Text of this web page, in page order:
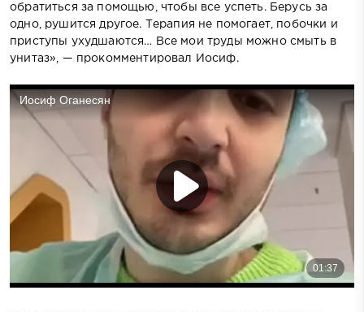
обратиться за помощью, чтобы все успеть. Берусь за
одно, рушится другое. Терапия не помогает, побочки и
приступы ухудшаются… Все мои труды можно смыть в
унитаз», — прокомментировал Иосиф.